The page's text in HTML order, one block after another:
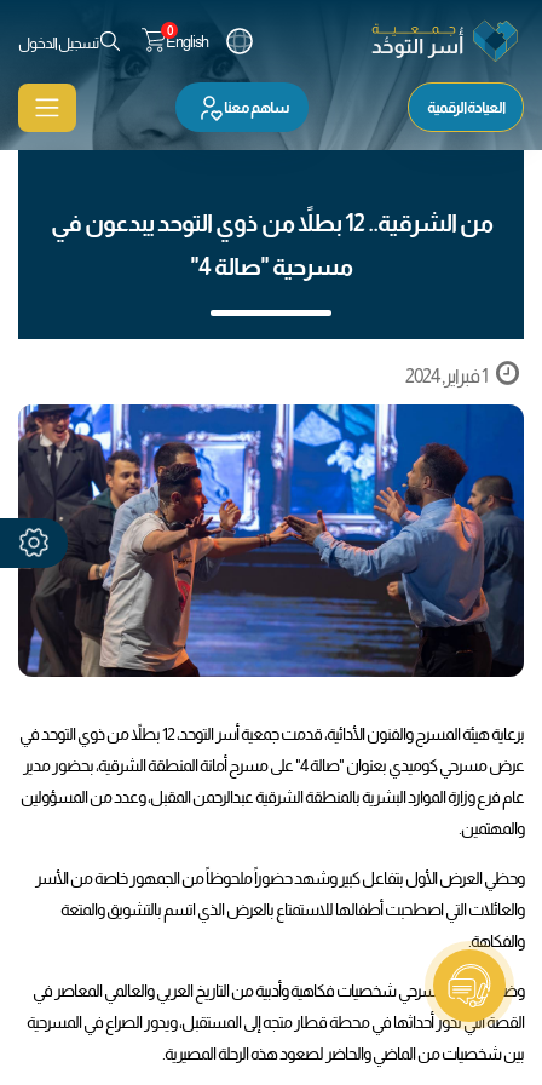
English
0
تسجيل الدخول
العيادة الرقمية ساهم معنا
من الشرقية.. 12 بطلاً من ذوي التوحد يبدعون في
مسرحية "صالة 4"
1 فبراير, 2024
برعاية هيئة المسرح والفنون الأدائية، قدمت جمعية أسر التوحد، 12 بطلاً من ذوي التوحد في
عرض مسرحي كوميدي بعنوان "صالة 4" على مسرح أمانة المنطقة الشرقية، بحضور مدير
عام فرع وزارة الموارد البشرية بالمنطقة الشرقية عبدالرحمن المقبل، وعدد من المسؤولين
والمهتمين.
وحظي العرض الأول بتفاعل كبير وشهد حضوراً ملحوظاً من الجمهور خاصة من الأسر
والعائلات التي اصطحبت أطفالها للاستمتاع بالعرض الذي اتسم بالتشويق والمتعة
والفكاهة.
وضم العمل المسرحي شخصيات فكاهية وأدبية من التاريخ العربي والعالمي المعاصر في
القصة التي تدور أحداثها في محطة قطار متجه إلى المستقبل، ويدور الصراع في المسرحية
بين شخصيات من الماضي والحاضر لصعود هذه الرحلة المصيرية.